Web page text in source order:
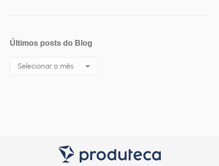
Últimos posts do Blog
Últimos